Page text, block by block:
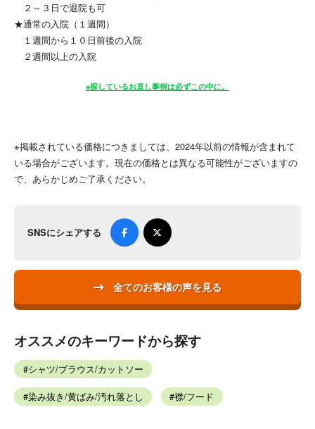
２～３日で退院も可
★通常の入院（１週間）
１週間から１０日前後の入院
２週間以上の入院
※探しているお直し事例は必ずこの中に。
※掲載されている価格につきましては、2024年以前の情報が含まれて
いる場合がございます。現在の価格とは異なる可能性がございますの
で、あらかじめご了承ください。
SNSにシェアする
全てのお客様の声を見る
オススメのキーワードから探す
シャツ/ブラウス/カットソー
染み抜き/黄ばみ/汚れ落とし 襟/フード